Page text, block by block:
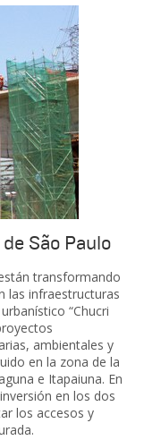
São Paulo
transformando
las infraestructuras
“Chucri
ambientales y
en la zona de la
e Itapaiuna. En
en los dos
los accesos y